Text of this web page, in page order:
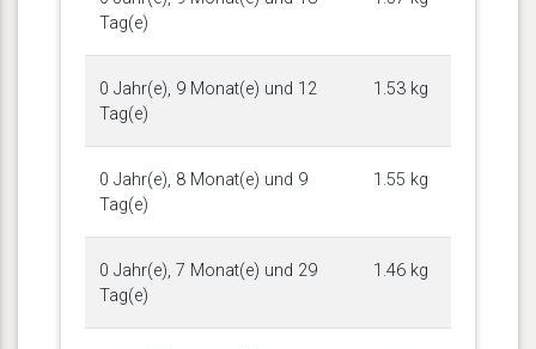
Tag(e)
0 Jahr(e), 9 Monat(e) und 12
Tag(e)
1.53 kg
0 Jahr(e), 8 Monat(e) und 9
Tag(e)
1.55 kg
0 Jahr(e), 7 Monat(e) und 29
Tag(e)
1.46 kg